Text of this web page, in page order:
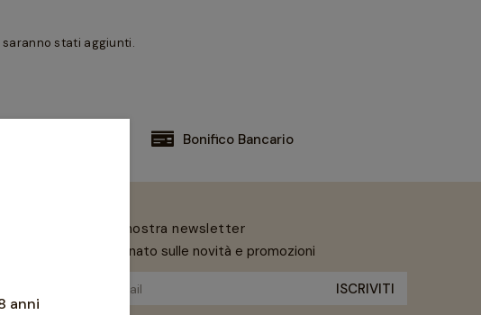
stati aggiunti.
Bonifico Bancario
Iscriviti alla nostra newsletter
Rimani aggiornato sulle novità e promozioni
anni